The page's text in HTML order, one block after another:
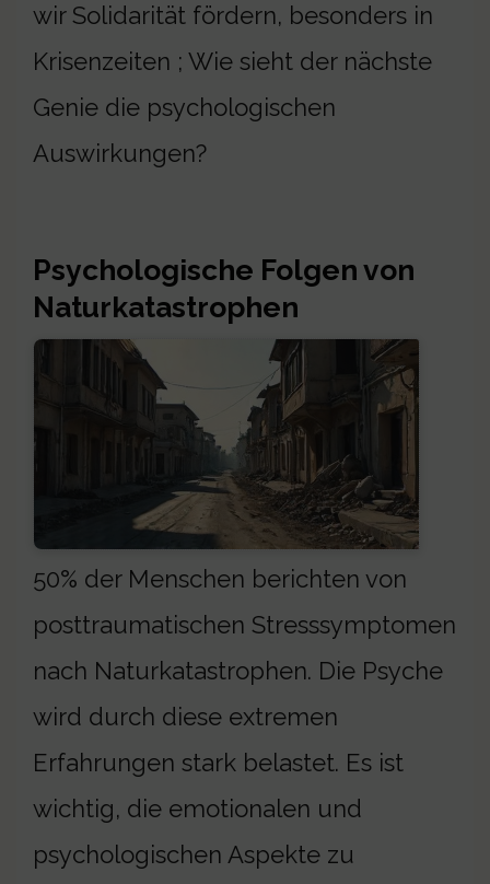
wir Solidarität fördern, besonders in
Krisenzeiten ; Wie sieht der nächste
Genie die psychologischen
Auswirkungen?
Psychologische Folgen von
Naturkatastrophen
50% der Menschen berichten von
posttraumatischen Stresssymptomen
nach Naturkatastrophen. Die Psyche
wird durch diese extremen
Erfahrungen stark belastet. Es ist
wichtig, die emotionalen und
psychologischen Aspekte zu